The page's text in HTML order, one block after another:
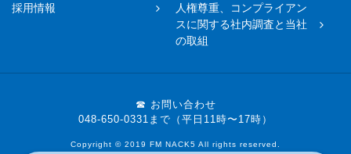
採用情報
人権尊重、コンプライアン
スに関する社内調査と当社
の取組
☎ お問い合わせ
048-650-0331まで（平日11時〜17時）
Copyright © 2019 FM NACK5 All rights reserved.